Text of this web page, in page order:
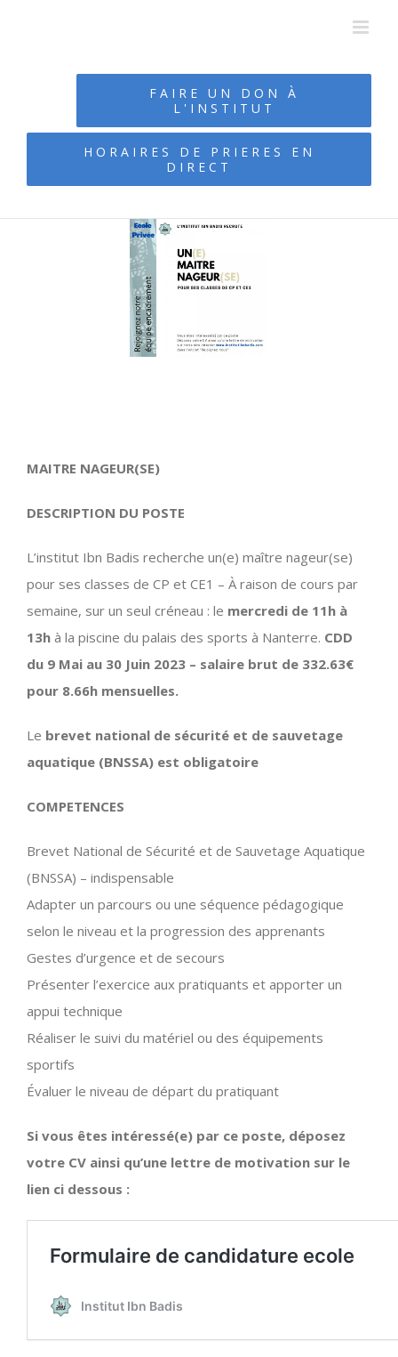
HORAIRES DE PRIERES EN
DIRECT
FAIRE UN DON À
L'INSTITUT
MAITRE NAGEUR(SE)
DESCRIPTION DU POSTE
L’institut Ibn Badis recherche un(e) maître nageur(se)
pour ses classes de CP et CE1 – À raison de cours par
semaine, sur un seul créneau : le mercredi de 11h à
13h à la piscine du palais des sports à Nanterre. CDD
du 9 Mai au 30 Juin 2023 – salaire brut de 332.63€
pour 8.66h mensuelles.
Le brevet national de sécurité et de sauvetage
aquatique (BNSSA) est obligatoire
COMPETENCES
Brevet National de Sécurité et de Sauvetage Aquatique
(BNSSA) – indispensable
Adapter un parcours ou une séquence pédagogique
selon le niveau et la progression des apprenants
Gestes d’urgence et de secours
Présenter l’exercice aux pratiquants et apporter un
appui technique
Réaliser le suivi du matériel ou des équipements
sportifs
Évaluer le niveau de départ du pratiquant
Si vous êtes intéressé(e) par ce poste, déposez
votre CV ainsi qu’une lettre de motivation sur le
lien ci dessous :